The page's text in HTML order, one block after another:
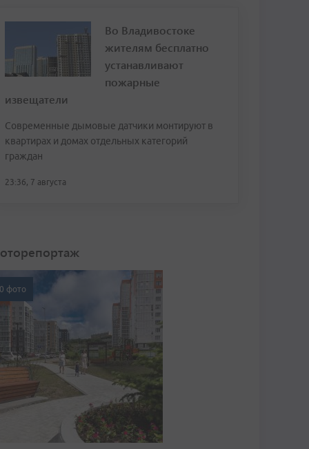
Во Владивостоке
жителям бесплатно
устанавливают
пожарные
извещатели
Современные дымовые датчики монтируют в
квартирах и домах отдельных категорий
граждан
23:36, 7 августа
фото